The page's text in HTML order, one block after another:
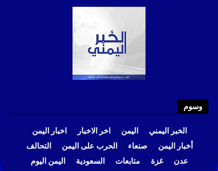
وسوم
الخبر اليمني اليمن اخر الاخبار
اخبار اليمن
أخبار اليمن
صنعاء الحرب على اليمن
التحالف
عدن
غزة متابعات السعودية اليمن اليوم